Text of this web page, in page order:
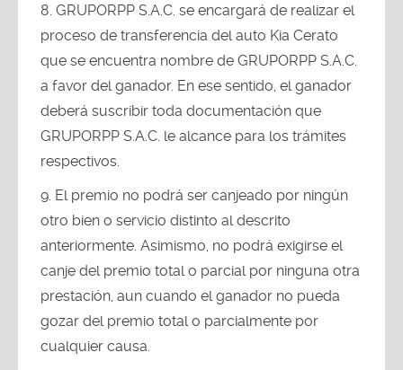
GRUPORPP S.A.C. se encargará de realizar el
proceso de transferencia del auto Kia Cerato
que se encuentra nombre de GRUPORPP S.A.C.
a favor del ganador. En ese sentido, el ganador
deberá suscribir toda documentación que
GRUPORPP S.A.C. le alcance para los trámites
respectivos.
El premio no podrá ser canjeado por ningún
otro bien o servicio distinto al descrito
anteriormente. Asimismo, no podrá exigirse el
canje del premio total o parcial por ninguna otra
prestación, aun cuando el ganador no pueda
gozar del premio total o parcialmente por
cualquier causa.